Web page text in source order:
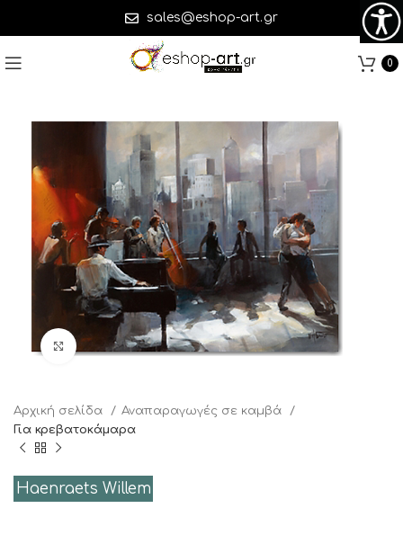
sales@eshop-art.gr
0
Click to enlarge
Αρχική σελίδα
Αναπαραγωγές σε καμβά
Για κρεβατοκάμαρα
Haenraets Willem